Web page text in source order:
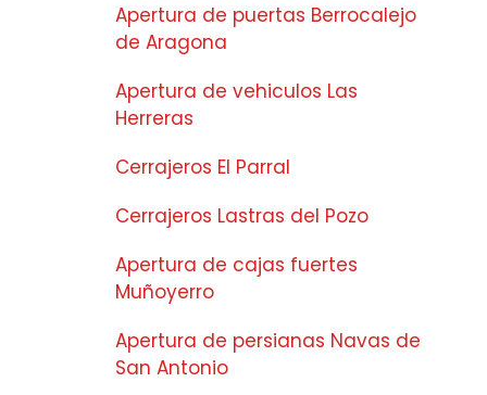
Apertura de puertas Berrocalejo
de Aragona
Apertura de vehiculos Las
Herreras
Cerrajeros El Parral
Cerrajeros Lastras del Pozo
Apertura de cajas fuertes
Muñoyerro
Apertura de persianas Navas de
San Antonio